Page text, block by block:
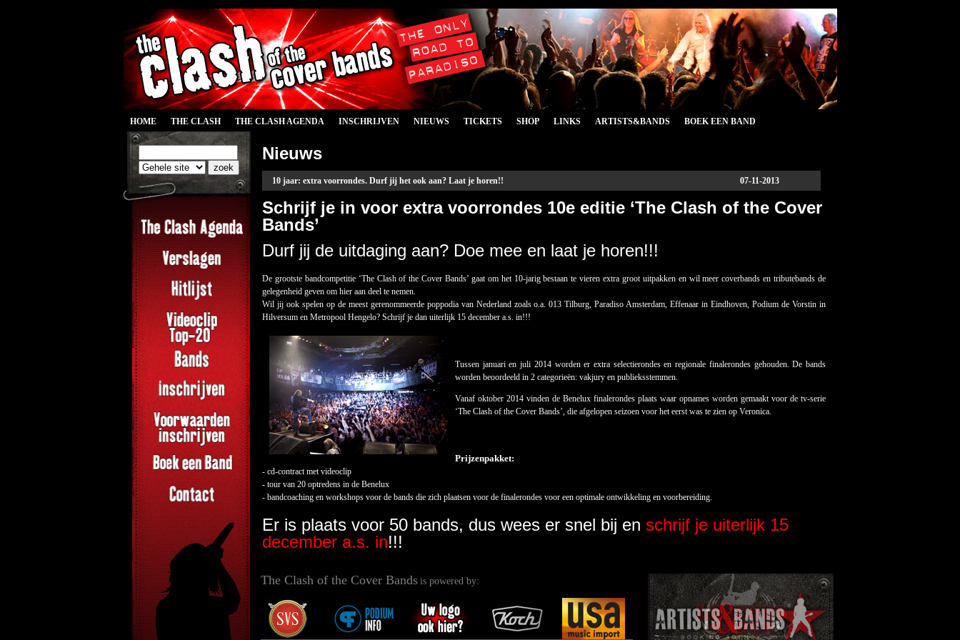
HOME THE CLASH THE CLASH AGENDA INSCHRIJVEN NIEUWS TICKETS SHOP LINKS ARTISTS&BANDS BOEK EEN BAND
Nieuws
10 jaar: extra voorrondes. Durf jij het ook aan? Laat je horen!! 07-11-2013
Schrijf je in voor extra voorrondes 10e editie ‘The Clash of the Cover
Bands’
Durf jij de uitdaging aan? Doe mee en laat je horen!!!
De grootste bandcompetitie ‘The Clash of the Cover Bands’ gaat om het 10-jarig bestaan te vieren extra groot uitpakken en wil meer coverbands en tributebands de
gelegenheid geven om hier aan deel te nemen.
Wil jij ook spelen op de meest gerenommeerde poppodia van Nederland zoals o.a. 013 Tilburg, Paradiso Amsterdam, Effenaar in Eindhoven, Podium de Vorstin in
Hilversum en Metropool Hengelo? Schrijf je dan uiterlijk 15 december a.s. in!!!
Tussen januari en juli 2014 worden er extra selectierondes en regionale finalerondes gehouden. De bands
worden beoordeeld in 2 categorieën: vakjury en publieksstemmen.
Vanaf oktober 2014 vinden de Benelux finalerondes plaats waar opnames worden gemaakt voor de tv-serie
‘The Clash of the Cover Bands’, die afgelopen seizoen voor het eerst was te zien op Veronica.
Prijzenpakket:
- cd-contract met videoclip
- tour van 20 optredens in de Benelux
- bandcoaching en workshops voor de bands die zich plaatsen voor de finalerondes voor een optimale ontwikkeling en voorbereiding.
Er is plaats voor 50 bands, dus wees er snel bij en schrijf je uiterlijk 15
december a.s. in!!!
The Clash of the Cover Bands is powered by: